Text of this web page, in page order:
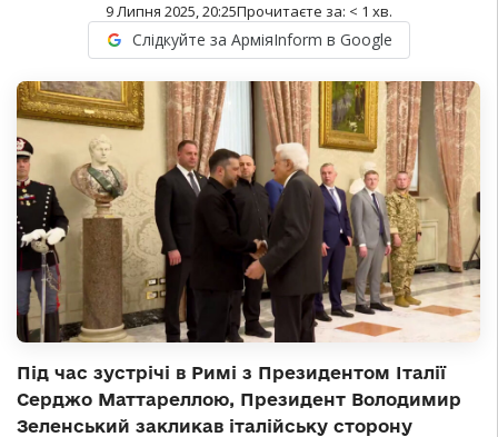
9 Липня 2025, 20:25Прочитаєте за: < 1 хв.
Слідкуйте за АрміяInform в Google
Під час зустрічі в Римі з Президентом Італії
Серджо Маттареллою, Президент Володимир
Зеленський закликав італійську сторону